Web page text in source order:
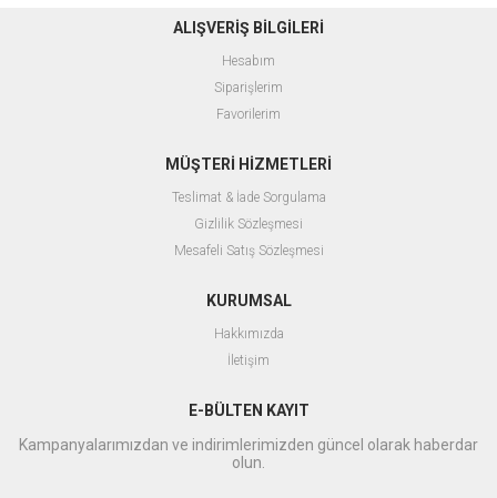
ALIŞVERİŞ BİLGİLERİ
Hesabım
Siparişlerim
Favorilerim
MÜŞTERİ HİZMETLERİ
Teslimat & İade Sorgulama
Gizlilik Sözleşmesi
Mesafeli Satış Sözleşmesi
KURUMSAL
Hakkımızda
İletişim
E-BÜLTEN KAYIT
Kampanyalarımızdan ve indirimlerimizden güncel olarak haberdar
olun.